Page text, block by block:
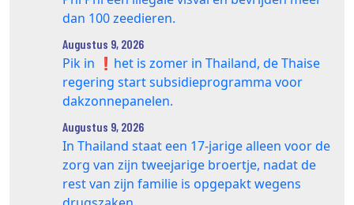
dan 100 zeedieren.
Augustus 9, 2026
Pik in ❗️het is zomer in Thailand, de Thaise
regering start subsidieprogramma voor
dakzonnepanelen.
Augustus 9, 2026
In Thailand staat een 17‑jarige alleen voor de
zorg van zijn tweejarige broertje, nadat de
rest van zijn familie is opgepakt wegens